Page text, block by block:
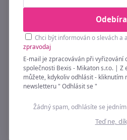
Knoflík - sada 3 ks Zlatá
89 Kč
Chci být informován o slevách a
zpravodaj
E-mail je zpracováván při vyřizování
společnosti Bexis - Mikaton s.r.o. | Z
můžete, kdykoliv odhlásit - kliknutím
newsletteru " Odhlásit se "
Žádný spam, odhlásíte se
Teď ne,